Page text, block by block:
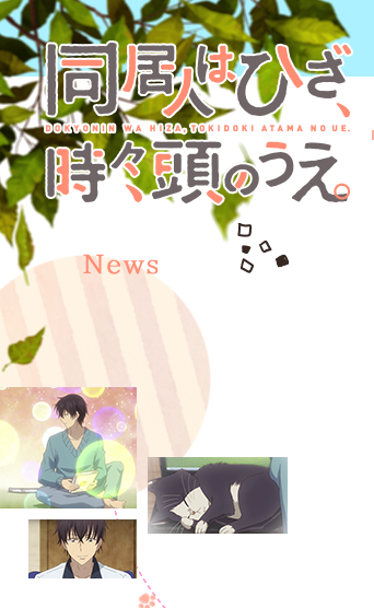
TV
ア
ニ
メ
「同
居
人
は
ひ
ざ、
頭
え。」